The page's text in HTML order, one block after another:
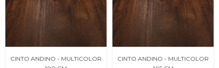
CINTO ANDINO - MULTICOLOR
CINTO ANDINO - MULTICOLOR